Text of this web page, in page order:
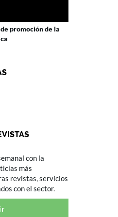
promoción de la
con la
más
revistas, servicios
con el sector.